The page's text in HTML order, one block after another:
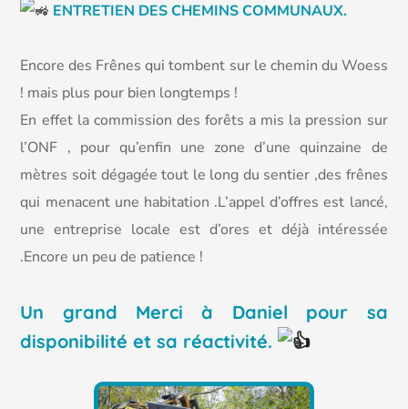
ENTRETIEN DES CHEMINS COMMUNAUX.
Encore des Frênes qui tombent sur le chemin du Woess
! mais plus pour bien longtemps !
En effet la commission des forêts a mis la pression sur
l’ONF , pour qu’enfin une zone d’une quinzaine de
mètres soit dégagée tout le long du sentier ,des frênes
qui menacent une habitation .L’appel d’offres est lancé,
une entreprise locale est d’ores et déjà intéressée
.Encore un peu de patience !
Un grand Merci à Daniel pour sa
disponibilité et sa réactivité.